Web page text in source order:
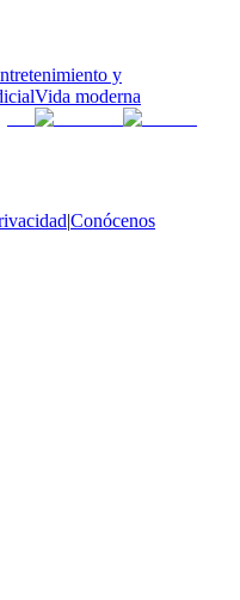
y
Vida moderna
|Conócenos